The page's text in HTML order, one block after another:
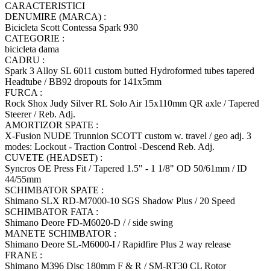
CARACTERISTICI
DENUMIRE (MARCA) :
Bicicleta Scott Contessa Spark 930
CATEGORIE :
bicicleta dama
CADRU :
Spark 3 Alloy SL 6011 custom butted Hydroformed tubes tapered
Headtube / BB92 dropouts for 141x5mm
FURCA :
Rock Shox Judy Silver RL Solo Air 15x110mm QR axle / Tapered
Steerer / Reb. Adj.
AMORTIZOR SPATE :
X-Fusion NUDE Trunnion SCOTT custom w. travel / geo adj. 3
modes: Lockout - Traction Control -Descend Reb. Adj.
CUVETE (HEADSET) :
Syncros OE Press Fit / Tapered 1.5" - 1 1/8" OD 50/61mm / ID
44/55mm
SCHIMBATOR SPATE :
Shimano SLX RD-M7000-10 SGS Shadow Plus / 20 Speed
SCHIMBATOR FATA :
Shimano Deore FD-M6020-D / / side swing
MANETE SCHIMBATOR :
Shimano Deore SL-M6000-I / Rapidfire Plus 2 way release
FRANE :
Shimano M396 Disc 180mm F & R / SM-RT30 CL Rotor